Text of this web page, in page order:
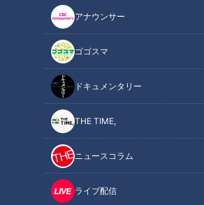
アナウンサー
ゴゴスマ
ドキュメンタリー
THE TIME,
ニュースコラム
ライブ配信
この記事を見たあなたへのおすすめ